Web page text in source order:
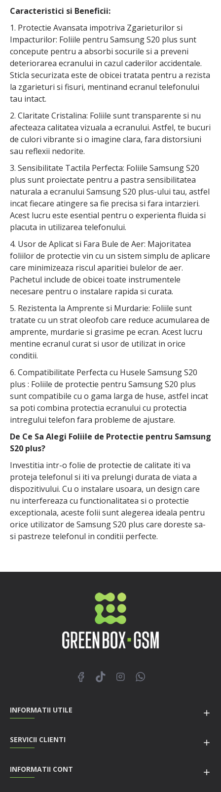
Caracteristici si Beneficii:
1. Protectie Avansata impotriva Zgarieturilor si
Impacturilor: Foliile pentru Samsung S20 plus sunt
concepute pentru a absorbi socurile si a preveni
deteriorarea ecranului in cazul caderilor accidentale.
Sticla securizata este de obicei tratata pentru a rezista
la zgarieturi si fisuri, mentinand ecranul telefonului
tau intact.
2. Claritate Cristalina: Foliile sunt transparente si nu
afecteaza calitatea vizuala a ecranului. Astfel, te bucuri
de culori vibrante si o imagine clara, fara distorsiuni
sau reflexii nedorite.
3. Sensibilitate Tactila Perfecta: Foliile Samsung S20
plus sunt proiectate pentru a pastra sensibilitatea
naturala a ecranului Samsung S20 plus-ului tau, astfel
incat fiecare atingere sa fie precisa si fara intarzieri.
Acest lucru este esential pentru o experienta fluida si
placuta in utilizarea telefonului.
4. Usor de Aplicat si Fara Bule de Aer: Majoritatea
foliilor de protectie vin cu un sistem simplu de aplicare
care minimizeaza riscul aparitiei bulelor de aer.
Pachetul include de obicei toate instrumentele
necesare pentru o instalare rapida si curata.
5. Rezistenta la Amprente si Murdarie: Foliile sunt
tratate cu un strat oleofob care reduce acumularea de
amprente, murdarie si grasime pe ecran. Acest lucru
mentine ecranul curat si usor de utilizat in orice
conditii.
6. Compatibilitate Perfecta cu Husele Samsung S20
plus : Foliile de protectie pentru Samsung S20 plus
sunt compatibile cu o gama larga de huse, astfel incat
sa poti combina protectia ecranului cu protectia
intregului telefon fara probleme de ajustare.
De Ce Sa Alegi Foliile de Protectie pentru Samsung
S20 plus?
Investitia intr-o folie de protectie de calitate iti va
proteja telefonul si iti va prelungi durata de viata a
dispozitivului. Cu o instalare usoara, un design care
nu interfereaza cu functionalitatea si o protectie
exceptionala, aceste folii sunt alegerea ideala pentru
orice utilizator de Samsung S20 plus care doreste sa-
si pastreze telefonul in conditii perfecte.
INFORMATII UTILE
SERVICII CLIENTI
INFORMATII CONT